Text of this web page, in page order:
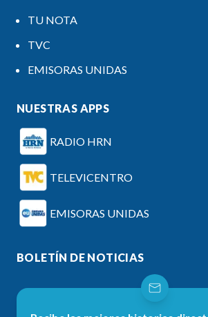
TU NOTA
TVC
EMISORAS UNIDAS
NUESTRAS APPS
RADIO HRN
TELEVICENTRO
EMISORAS UNIDAS
BOLETÍN DE NOTICIAS